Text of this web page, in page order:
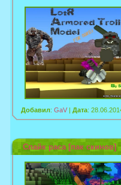
Добавил: GaV | Дата:
Спайк раса [пак скинов]